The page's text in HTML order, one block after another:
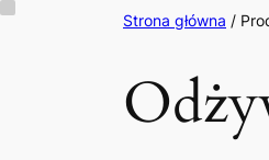
Przejdź
Strona główna /